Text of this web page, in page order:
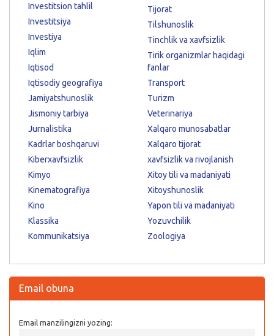
Investitsion tahlil
Investitsiya
Investiya
Iqlim
Iqtisod
Iqtisodiy geografiya
Jamiyatshunoslik
Jismoniy tarbiya
Jurnalistika
Kadrlar boshqaruvi
Kiberxavfsizlik
Kimyo
Kinematografiya
Kino
Klassika
Kommunikatsiya
Tijorat
Tilshunoslik
Tinchlik va xavfsizlik
Tirik organizmlar haqidagi
fanlar
Transport
Turizm
Veterinariya
Xalqaro munosabatlar
Xalqaro tijorat
xavfsizlik va rivojlanish
Xitoy tili va madaniyati
Xitoyshunoslik
Yapon tili va madaniyati
Yozuvchilik
Zoologiya
Email obuna
Email manzilingizni yozing: